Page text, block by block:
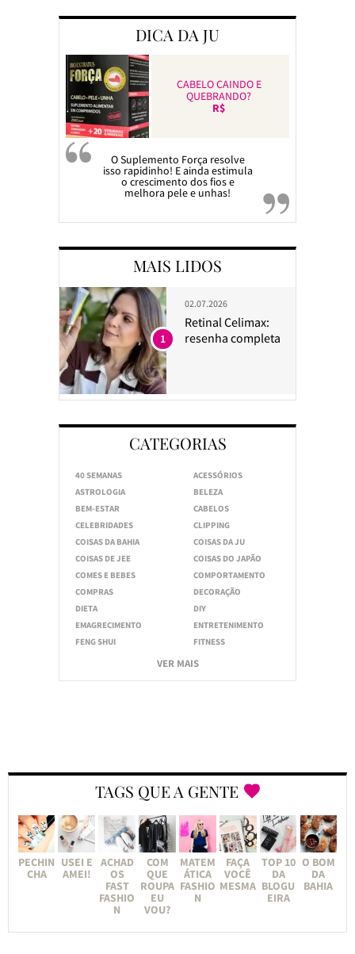
DICA DA JU
CABELO CAINDO E
QUEBRANDO?
R$
O Suplemento Força resolve
isso rapidinho! E ainda estimula
o crescimento dos fios e
melhora pele e unhas!
MAIS LIDOS
02.07.2026
Retinal Celimax:
resenha completa
1
CATEGORIAS
40 SEMANAS
ACESSÓRIOS
ASTROLOGIA
BELEZA
BEM-ESTAR
CABELOS
CELEBRIDADES
CLIPPING
COISAS DA BAHIA
COISAS DA JU
COISAS DE JEE
COISAS DO JAPÃO
COMES E BEBES
COMPORTAMENTO
COMPRAS
DECORAÇÃO
DIETA
DIY
EMAGRECIMENTO
ENTRETENIMENTO
FENG SHUI
FITNESS
VER MAIS
TAGS QUE A GENTE
PECHIN
CHA
USEI E
AMEI!
ACHAD
OS
FAST
FASHIO
N
COM
QUE
ROUPA
EU
VOU?
MATEM
ÁTICA
FASHIO
N
FAÇA
VOCÊ
MESMA
TOP 10
DA
BLOGU
EIRA
O BOM
DA
BAHIA